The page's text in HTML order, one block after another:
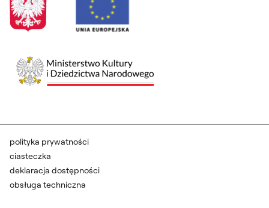
polityka prywatności
ciasteczka
deklaracja dostępności
obsługa techniczna